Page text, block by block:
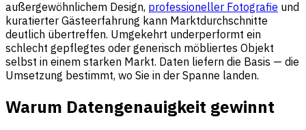
außergewöhnlichem Design, professioneller Fotografie und
kuratierter Gästeerfahrung kann Marktdurchschnitte
deutlich übertreffen. Umgekehrt underperformt ein
schlecht gepflegtes oder generisch möbliertes Objekt
selbst in einem starken Markt. Daten liefern die Basis — die
Umsetzung bestimmt, wo Sie in der Spanne landen.
Warum Datengenauigkeit gewinnt